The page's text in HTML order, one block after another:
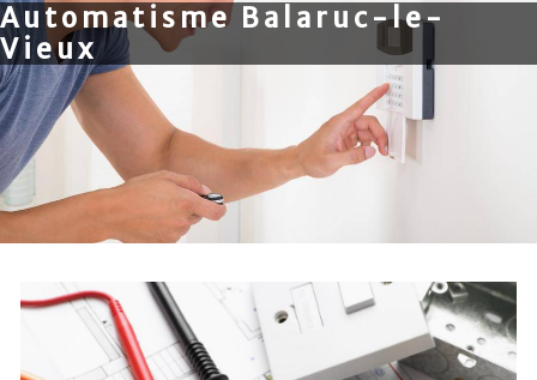
Automatisme Balaruc-le-
Vieux